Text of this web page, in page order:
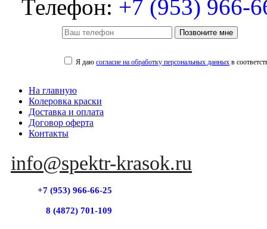
Телефон: +7 (953) 966-
Позвоните мне
Я даюсогласие на обработку персональных данных в
На главную
Колеровка краски
Доставка и оплата
Договор оферта
Контакты
info@spektr-krasok.ru
+7 (953) 966-66-25
8 (4872) 701-109